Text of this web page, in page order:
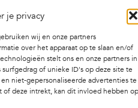
je privacy
wij en onze partners
over het apparaat op te slaan en/of
stelt ons en onze partners in
of unieke ID's op deze site te
niet-gepersonaliseerde advertenties te
deze intrekt, kan dit invloed hebben op